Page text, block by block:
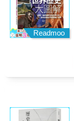
Readmoo